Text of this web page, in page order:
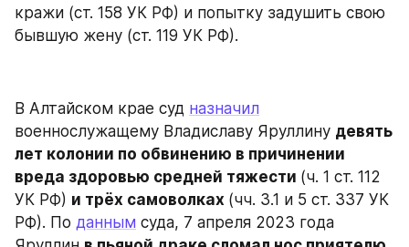
кражи (ст. 158 УК РФ) и попытку задушить свою
бывшую жену (ст. 119 УК РФ).
В Алтайском крае суд назначил
военнослужащему Владиславу Яруллину девять
лет колонии по обвинению в причинении
вреда здоровью средней тяжести (ч. 1 ст. 112
УК РФ) и трёх самоволках (чч. 3.1 и 5 ст. 337 УК
РФ). По данным суда, 7 апреля 2023 года